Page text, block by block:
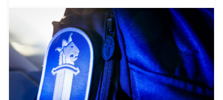
poikkeaa perusteellisesti nykyisestä tuotannosta.
Turun yliopiston tutkijat ovat onnistuneet pitämään
syanobakteereihin perustuvan kemikaalien
tuotantojärjestelmän toiminnassa yli neljän
kuukauden ajan. Kyseessä ei ole vain pitkä
laboratoriokoe. Tutkijoiden tavoitteena on kehittää
järjestelmä, […]